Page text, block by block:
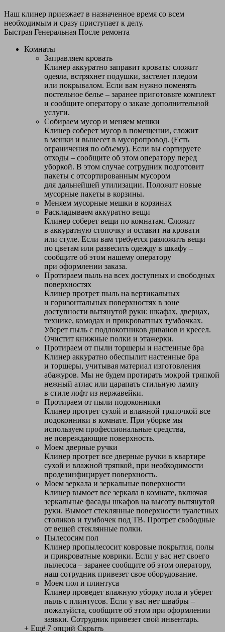
Наш клинер приезжает в назначенное время со всем
необходимым и сразу приступает к делу.
Быстрая Генеральная После ремонта
Комнаты
Заправляем кровать
Клинер аккуратно заправит кровать: сложит
одеяла, встряхнет подушки, застелет пледом
или покрывалом. Если вам нужно поменять
постельное белье – заранее приготовьте комплект
и сообщите оператору о заказе дополнительной
услуги.
Собираем мусор и меняем мешки
Клинер соберет мусор в помещении, сложит
в мешки и вынесет в мусоропровод. (Есть
ограничения по объему). Если вы сортируете
отходы – сообщите об этом оператору перед
уборкой. В этом случае сотрудник подготовит
пакеты с отсортированным мусором
для дальнейшей утилизации. Положит новые
мусорные пакеты в корзины.
Меняем мусорные мешки в корзинах
Раскладываем аккуратно вещи
Клинер соберет вещи по комнатам. Сложит
в аккуратную стопочку и оставит на кровати
или стуле. Если вам требуется разложить вещи
по цветам или развесить одежду в шкафу –
сообщите об этом нашему оператору
при оформлении заказа.
Протираем пыль на всех доступных и свободных
поверхностях
Клинер протрет пыль на вертикальных
и горизонтальных поверхностях в зоне
доступности вытянутой руки: шкафах, дверцах,
технике, комодах и прикроватных тумбочках.
Уберет пыль с подлокотников диванов и кресел.
Очистит книжные полки и этажерки.
Протираем от пыли торшеры и настенные бра
Клинер аккуратно обеспылит настенные бра
и торшеры, учитывая материал изготовления
абажуров. Мы не будем протирать мокрой тряпкой
нежный атлас или царапать стильную лампу
в стиле лофт из нержавейки.
Протираем от пыли подоконники
Клинер протрет сухой и влажной тряпочкой все
подоконники в комнате. При уборке мы
используем профессиональные средства,
не повреждающие поверхность.
Моем дверные ручки
Клинер протрет все дверные ручки в квартире
сухой и влажной тряпкой, при необходимости
продезинфицирует поверхность.
Моем зеркала и зеркальные поверхности
Клинер вымоет все зеркала в комнате, включая
зеркальные фасады шкафов на высоту вытянутой
руки. Вымоет стеклянные поверхности туалетных
столиков и тумбочек под ТВ. Протрет свободные
от вещей стеклянные полки.
Пылесосим пол
Клинер пропылесосит ковровые покрытия, полы
и прикроватные коврики. Если у вас нет своего
пылесоса – заранее сообщите об этом оператору,
наш сотрудник привезет свое оборудование.
Моем пол и плинтуса
Клинер проведет влажную уборку пола и уберет
пыль с плинтусов. Если у вас нет швабры –
пожалуйста, сообщите об этом при оформлении
заявки. Сотрудник привезет свой инвентарь.
+ Ещё 7 опций Скрыть